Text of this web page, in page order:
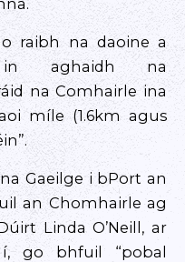
raibh na daoine a
in aghaidh na
na Comhairle ina
míle (1.6km agus
Gaeilge i bPort an
an Chomhairle ag
Linda O’Neill, ar
go bhfuil “pobal